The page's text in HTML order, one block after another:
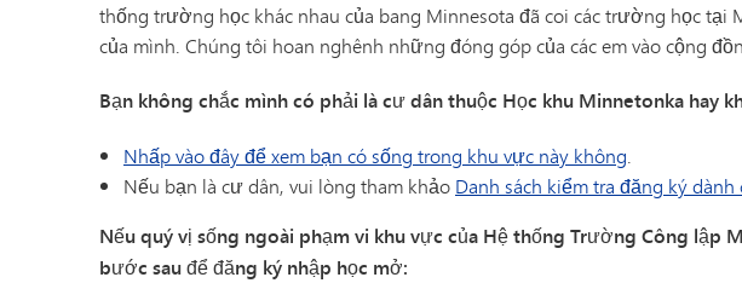
thống trường học khác nhau của bang Minnesota đã coi các trường học
của mình. Chúng tôi hoan nghênh những đóng góp của các em vào cộng
Bạn không chắc mình có phải là cư dân thuộc Học khu Minnetonka hay
Nhấp vào đây để xem bạn có sống trong khu vực này không.
Nếu bạn là cư dân, vui lòng tham khảo Danh sách kiểm tra đăng ký dành
Nếu quý vị sống ngoài phạm vi khu vực của Hệ thống Trường Công lập
bước sau để đăng ký nhập học mở: